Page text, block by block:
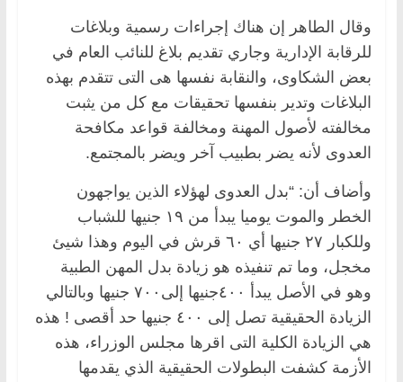
وقال الطاهر إن هناك إجراءات رسمية وبلاغات
للرقابة الإدارية وجاري تقديم بلاغ للنائب العام في
بعض الشكاوى، والنقابة نفسها هى التى تتقدم بهذه
البلاغات وتدير بنفسها تحقيقات مع كل من يثبت
مخالفته لأصول المهنة ومخالفة قواعد مكافحة
العدوى لأنه يضر بطبيب آخر ويضر بالمجتمع.
وأضاف أن: “بدل العدوى لهؤلاء الذين يواجهون
الخطر والموت يوميا يبدأ من ١٩ جنيها للشباب
وللكبار ٢٧ جنيها أي ٦٠ قرش في اليوم وهذا شيئ
مخجل، وما تم تنفيذه هو زيادة بدل المهن الطبية
وهو في الأصل يبدأ ٤٠٠جنيها إلى٧٠٠ جنيها وبالتالي
الزيادة الحقيقية تصل إلى ٤٠٠ جنيها حد أقصى ! هذه
هي الزيادة الكلية التى اقرها مجلس الوزراء، هذه
الأزمة كشفت البطولات الحقيقية الذي يقدمها